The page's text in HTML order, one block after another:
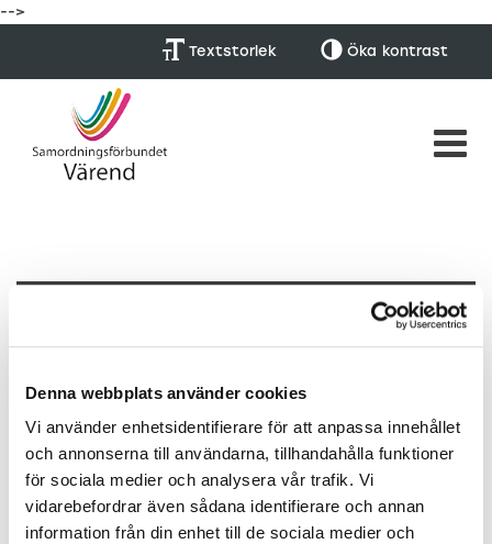
Denna webbplats använder cookies
Vi använder enhetsidentifierare för att anpassa innehållet
och annonserna till användarna, tillhandahålla funktioner
för sociala medier och analysera vår trafik. Vi
vidarebefordrar även sådana identifierare och annan
information från din enhet till de sociala medier och
-->
Textstorlek Öka kontrast
förankringsmöte
Publicerad: 4/4 -22
Den 4 april hade vi ett förrankringsmöte angående BIP. Här nedan
kan du se materialet ifrån det tillfället.